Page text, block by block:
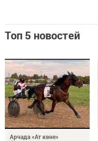
Топ 5 новостей
Арчада «Ат көне»